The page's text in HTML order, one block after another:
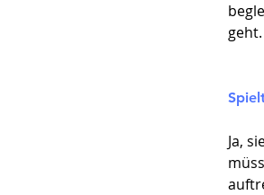
geht.
Ja,